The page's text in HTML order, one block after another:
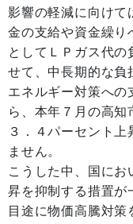
影響の軽減に向けて
金の支給や資金繰り
としてＬＰガス代の
せて、中長期的な負
エネルギー対策への
ら、本年７月の高
３．４パーセント
ません。
こうした中、国にお
昇を抑制する措置が
目途に物価高騰対